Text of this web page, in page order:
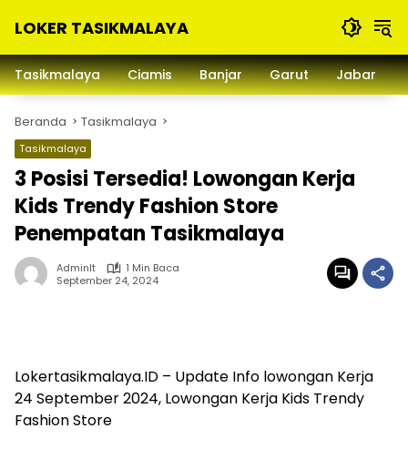
LOKER TASIKMALAYA
Lowongan
Kerja
dan
Sekitarna
Tasikmalaya Ciamis Banjar Garut Jabar
Beranda Tasikmalaya
Tasikmalaya
3 Posisi Tersedia! Lowongan Kerja
Kids Trendy Fashion Store
Penempatan Tasikmalaya
Adminlt
1 Min Baca
September 24, 2024
Lokertasikmalaya.ID – Update Info lowongan Kerja
24 September 2024, Lowongan Kerja Kids Trendy
Fashion Store